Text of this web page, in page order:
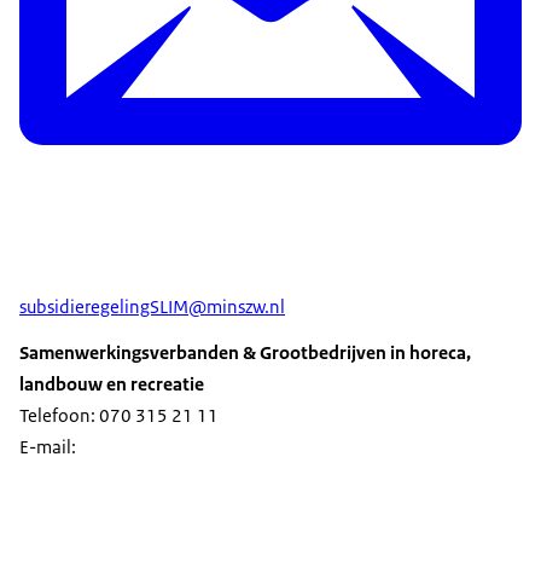
subsidieregelingSLIM@minszw.nl
Samenwerkingsverbanden & Grootbedrijven in horeca,
landbouw en recreatie
Telefoon: 070 315 21 11
E-mail: